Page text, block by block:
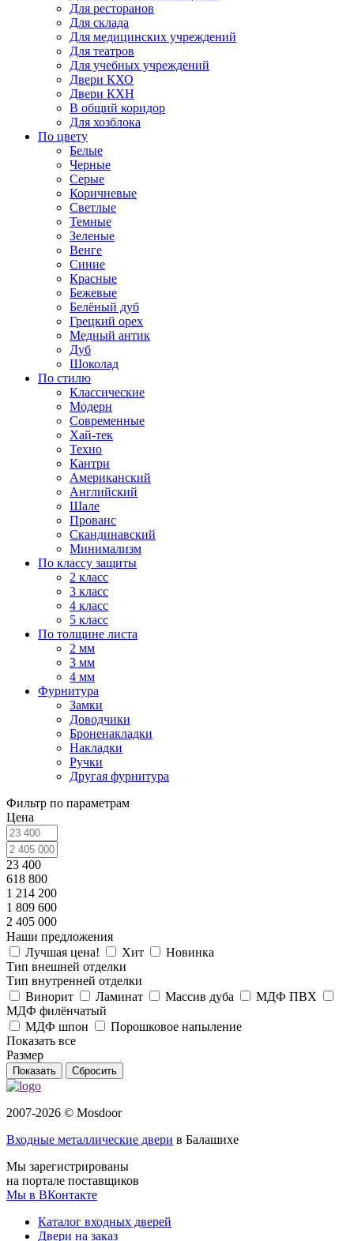
Для ресторанов
Для склада
Для медицинских учреждений
Для театров
Для учебных учреждений
Двери КХО
Двери КХН
В общий коридор
Для хозблока
По цвету
Белые
Черные
Серые
Коричневые
Светлые
Темные
Зеленые
Венге
Синие
Красные
Бежевые
Белёный дуб
Грецкий орех
Медный антик
Дуб
Шоколад
По стилю
Классические
Модерн
Современные
Хай-тек
Техно
Кантри
Американский
Английский
Шале
Прованс
Скандинавский
Минимализм
По классу защиты
2 класс
3 класс
4 класс
5 класс
По толщине листа
2 мм
3 мм
4 мм
Фурнитура
Замки
Доводчики
Броненакладки
Накладки
Ручки
Другая фурнитура
Фильтр по параметрам
Цена
23 400
618 800
1 214 200
1 809 600
2 405 000
Наши предложения
Лучшая цена!
Хит
Новинка
Тип внешней отделки
Тип внутренней отделки
Винорит
Ламинат Массив дуба
МДФ ПВХ
МДФ филёнчатый
МДФ шпон
Порошковое напыление
Показать все
Размер
Сбросить
2007-2026 © Mosdoor
Входные металлические двери в Балашихе
Мы зарегистрированы
на портале поставщиков
Мы в ВКонтакте
Каталог входных дверей
Двери на заказ